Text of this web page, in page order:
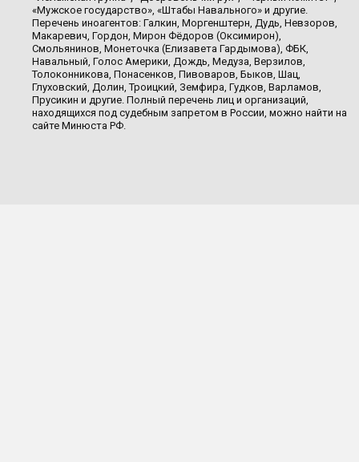
«Мужское государство», «Штабы Навального» и другие.
Перечень иноагентов: Галкин, Моргенштерн, Дудь, Невзоров,
Макаревич, Гордон, Мирон Фёдоров (Оксимирон),
Смольянинов, Монеточка (Елизавета Гардымова), ФБК,
Навальный, Голос Америки, Дождь, Медуза, Верзилов,
Толоконникова, Понасенков, Пивоваров, Быков, Шац,
Глуховский, Долин, Троицкий, Земфира, Гудков, Варламов,
Прусикин и другие. Полный перечень лиц и организаций,
находящихся под судебным запретом в России, можно найти на
сайте Минюста РФ.